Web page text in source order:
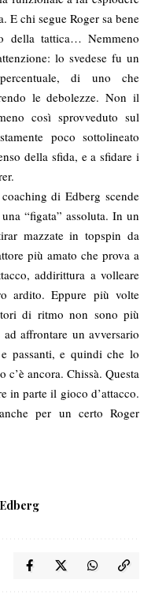
E chi segue Roger sa bene
della tattica… Nemmeno
lo svedese fu un
di uno che
le debolezze. Non il
così sprovveduto sul
poco sottolineato
della sfida, e a sfidare i
di Edberg scende
“figata” assoluta. In un
mazzate in topspin da
più amato che prova a
addirittura a volleare
ardito. Eppure più volte
di ritmo non sono più
affrontare un avversario
passanti, e quindi che lo
c’è ancora. Chissà. Questa
in parte il gioco d’attacco.
per un certo Roger